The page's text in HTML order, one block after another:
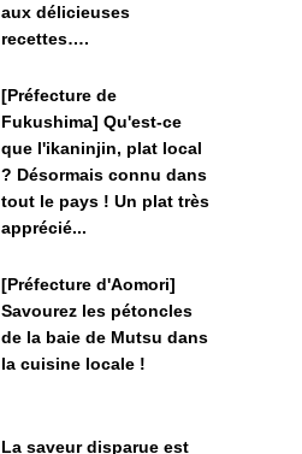
aux délicieuses
recettes….
[Préfecture de
Fukushima] Qu'est-ce
que l'ikaninjin, plat local
? Désormais connu dans
tout le pays ! Un plat très
apprécié...
[Préfecture d'Aomori]
Savourez les pétoncles
de la baie de Mutsu dans
la cuisine locale !
La saveur disparue est